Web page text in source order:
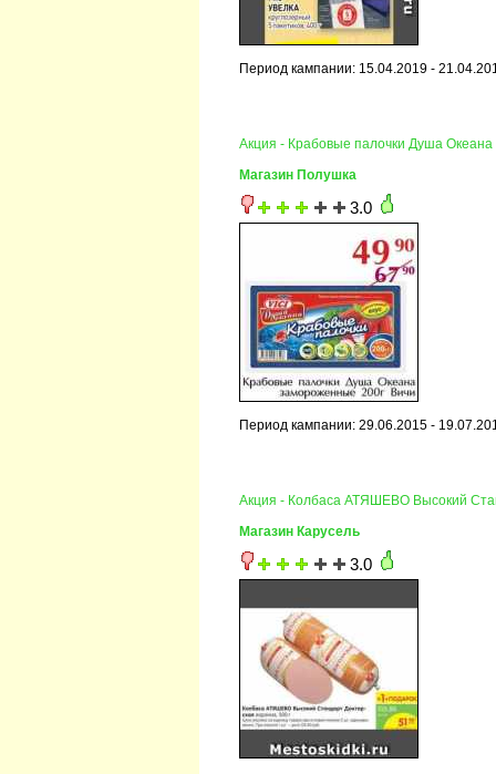
Период кампании: 15.04.2019 -
Акция - Крабовые палочки Душа
Магазин Полушка
3.0
Период кампании: 29.06.2015 -
Акция - Колбаса АТЯШЕВО Высокий
Магазин Карусель
3.0